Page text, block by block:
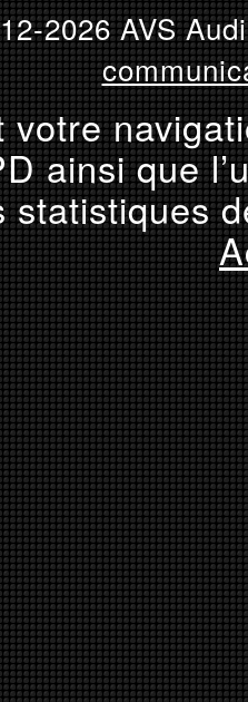
2026 AVS
votre
ainsi que
statistiques